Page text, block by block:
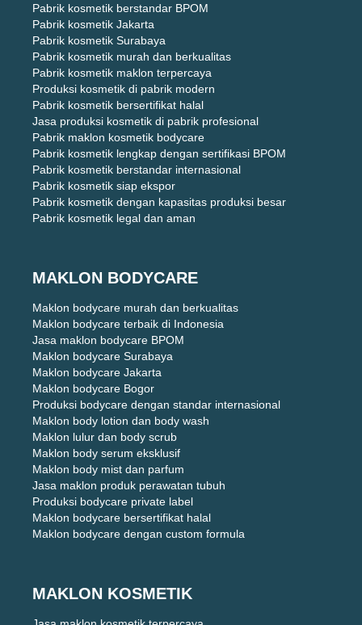
Pabrik kosmetik berstandar BPOM
Pabrik kosmetik Jakarta
Pabrik kosmetik Surabaya
Pabrik kosmetik murah dan berkualitas
Pabrik kosmetik maklon terpercaya
Produksi kosmetik di pabrik modern
Pabrik kosmetik bersertifikat halal
Jasa produksi kosmetik di pabrik profesional
Pabrik maklon kosmetik bodycare
Pabrik kosmetik lengkap dengan sertifikasi BPOM
Pabrik kosmetik berstandar internasional
Pabrik kosmetik siap ekspor
Pabrik kosmetik dengan kapasitas produksi besar
Pabrik kosmetik legal dan aman
MAKLON BODYCARE
Maklon bodycare murah dan berkualitas
Maklon bodycare terbaik di Indonesia
Jasa maklon bodycare BPOM
Maklon bodycare Surabaya
Maklon bodycare Jakarta
Maklon bodycare Bogor
Produksi bodycare dengan standar internasional
Maklon body lotion dan body wash
Maklon lulur dan body scrub
Maklon body serum eksklusif
Maklon body mist dan parfum
Jasa maklon produk perawatan tubuh
Produksi bodycare private label
Maklon bodycare bersertifikat halal
Maklon bodycare dengan custom formula
MAKLON KOSMETIK